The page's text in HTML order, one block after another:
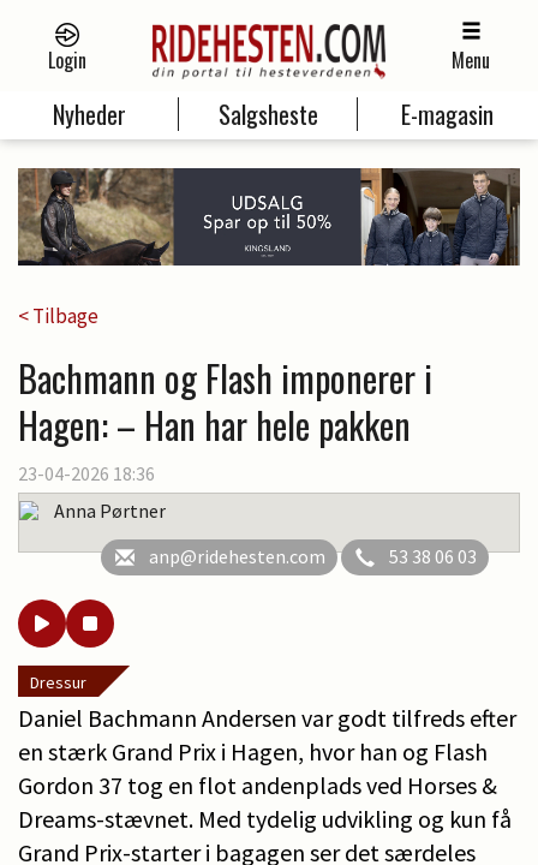
Login Menu
Nyheder Salgsheste E-magasin
< Tilbage
Bachmann og Flash imponerer i
Hagen: – Han har hele pakken
23-04-2026 18:36
Anna Pørtner
anp@ridehesten.com
53 38 06 03
Dressur
Daniel Bachmann Andersen var godt tilfreds efter
en stærk Grand Prix i Hagen, hvor han og Flash
Gordon 37 tog en flot andenplads ved Horses &
Dreams-stævnet. Med tydelig udvikling og kun få
Grand Prix-starter i bagagen ser det særdeles